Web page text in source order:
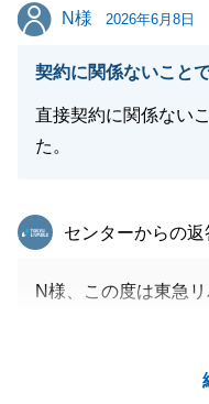
N様
N様 2026年6月8日
契約に関係ないこと
直接契約に関係ない
た。
東急リバブル
センターからの返
N様、この度は東急
せいただき、N様の